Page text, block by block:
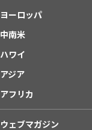
ヨーロッパ
中南米
ハワイ
アジア
アフリカ
ウェブマガジン